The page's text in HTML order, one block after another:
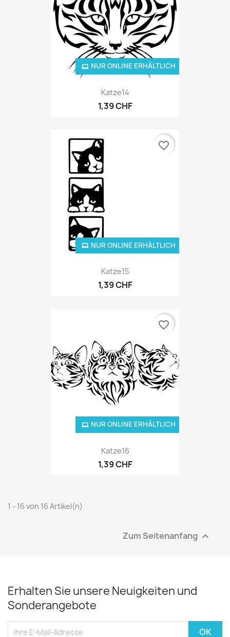
Katze14
1,39 CHF
NUR ONLINE ERHÄLTLICH
Katze15
1,39 CHF
NUR ONLINE ERHÄLTLICH
favorite_border
Katze16
1,39 CHF
NUR ONLINE ERHÄLTLICH
favorite_border
1 - 16 von 16 Artikel(n)
Zum Seitenanfang 
Erhalten Sie unsere Neuigkeiten und
Sonderangebote